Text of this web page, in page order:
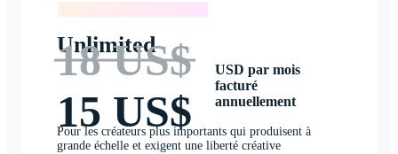
Unlimited
18 US$
15 US$
USD par mois
facturé
annuellement
Pour les créateurs plus importants qui produisent à
grande échelle et exigent une liberté créative